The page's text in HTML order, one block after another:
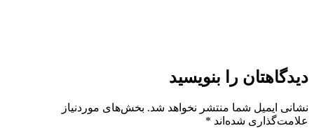
دیدگاهتان را بنویسید
نشانی ایمیل شما منتشر نخواهد شد. بخش‌های موردنیاز
علامت‌گذاری شده‌اند *